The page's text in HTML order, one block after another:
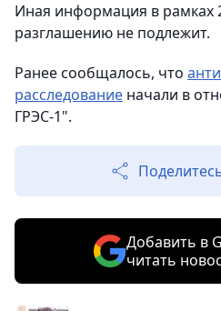
Иная информация в рамках
разглашению не подлежит.
Ранее сообщалось, что
расследование начали в
ГРЭС-1".
Добавить в
читать